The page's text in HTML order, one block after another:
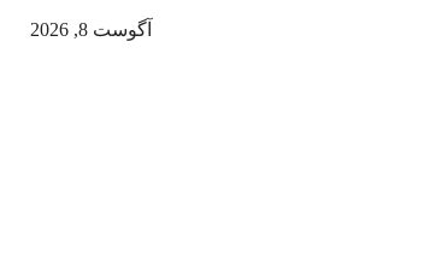
آگوست 8, 2026